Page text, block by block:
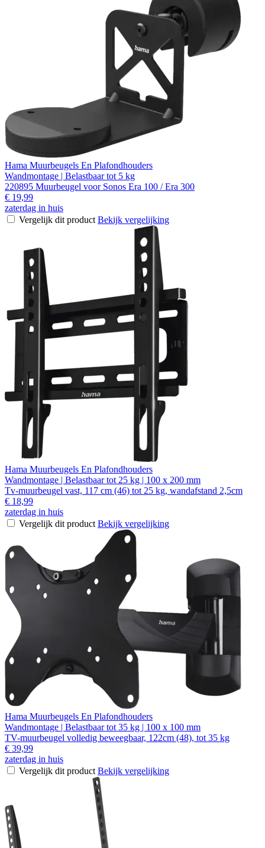
Hama Muurbeugels En Plafondhouders
Wandmontage | Belastbaar tot 5 kg
220895 Muurbeugel voor Sonos Era 100 / Era 300
€ 19,99
zaterdag in huis
Vergelijk dit product Bekijk vergelijking
Hama Muurbeugels En Plafondhouders
Wandmontage | Belastbaar tot 25 kg | 100 x 200 mm
Tv-muurbeugel vast, 117 cm (46) tot 25 kg, wandafstand 2,5cm
€ 18,99
zaterdag in huis
Vergelijk dit product Bekijk vergelijking
Hama Muurbeugels En Plafondhouders
Wandmontage | Belastbaar tot 35 kg | 100 x 100 mm
TV-muurbeugel volledig beweegbaar, 122cm (48), tot 35 kg
€ 39,99
zaterdag in huis
Vergelijk dit product Bekijk vergelijking